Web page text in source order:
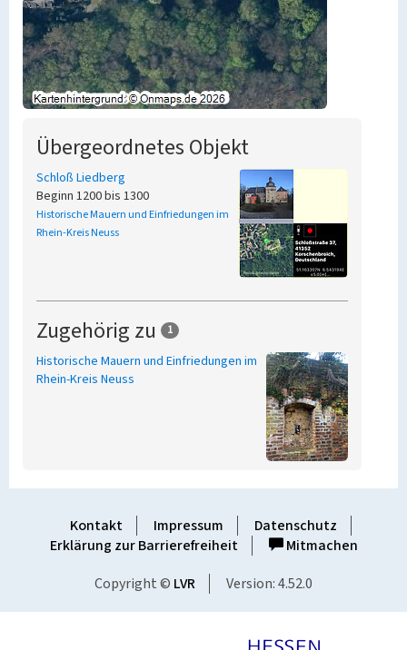
Übergeordnetes Objekt
Schloß Liedberg
Beginn 1200 bis 1300
Historische Mauern und Einfriedungen im
Rhein-Kreis Neuss
Zugehörig zu 1
Historische Mauern und Einfriedungen im
Rhein-Kreis Neuss
Kontakt Impressum
Datenschutz
Erklärung zur Barrierefreiheit
Mitmachen
Copyright © LVR Version: 4.52.0